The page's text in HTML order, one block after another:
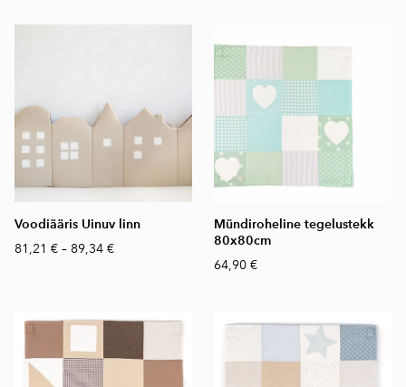
Voodiääris Uinuv linn
81,21 € – 89,34 €
Mündiroheline tegelustekk
80x80cm
64,90 €